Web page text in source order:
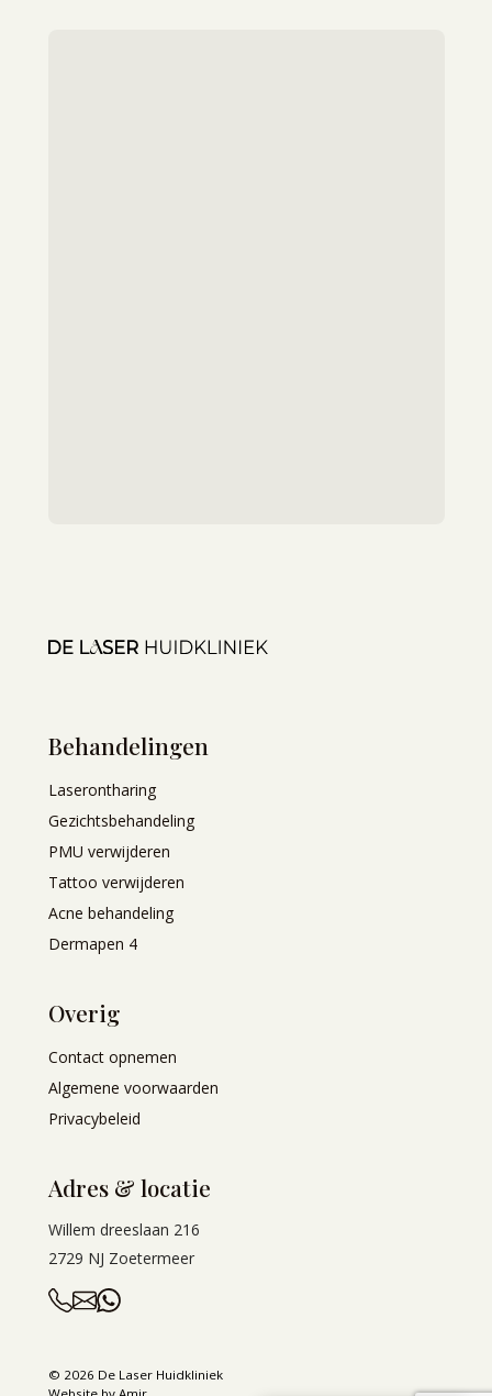
Behandelingen
Laserontharing
Gezichtsbehandeling
PMU verwijderen
Tattoo verwijderen
Acne behandeling
Dermapen 4
Overig
Contact opnemen
Algemene voorwaarden
Privacybeleid
Adres & locatie
Willem dreeslaan 216
2729 NJ Zoetermeer
© 2026 De Laser Huidkliniek
Website by Amir